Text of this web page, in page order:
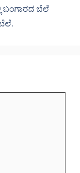
ಬಂಗಾರದ ಬೆಲೆ